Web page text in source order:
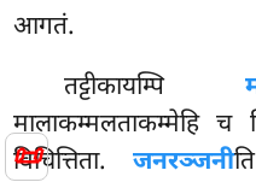
📜
आगतं.
तट्टीकायम्पि
मालाकम्मलताकम्मेहि च
विचित्तिता. जनरञ्जनी